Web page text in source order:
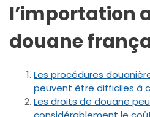
l’importation
douane
Les procédures
peuvent être difficiles à
Les droits de douane